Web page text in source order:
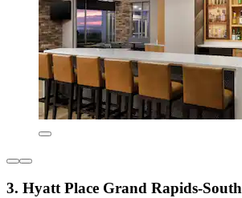
3. Hyatt Place Grand Rapids-South